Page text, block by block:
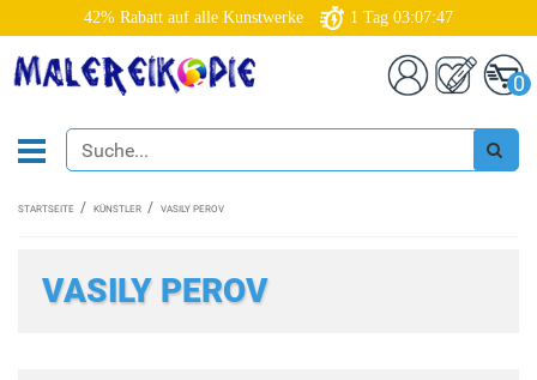
42% Rabatt auf alle Kunstwerke 1 Tag 03:07:44
0
STARTSEITE KÜNSTLER VASILY PEROV
VASILY PEROV